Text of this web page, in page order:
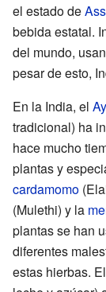
el estado de
bebida estatal.
del mundo,
pesar de esto,
En la India, el
tradicional) ha
hace mucho
plantas y
cardamomo
(Mulethi) y la
plantas se han
diferentes
estas hierbas.